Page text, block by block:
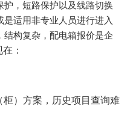
，短路保护以及线路切换
适用非专业人员进行进入
结构复杂，配电箱报价是企
：
）方案，历史项目查询难